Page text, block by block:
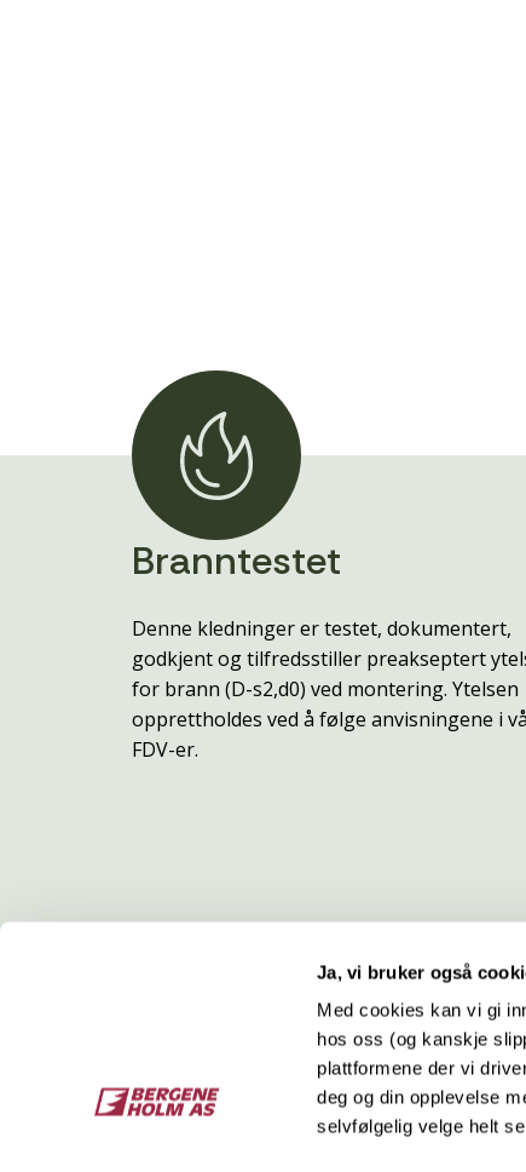
Ja, vi bruker også
Med cookies kan vi gi
hos oss (og kanskje
plattformene der vi
deg og din opplevelse
selvfølgelig velge helt
Branntestet
Denne kledninger er testet, dokumentert,
godkjent og tilfredsstiller preakseptert
for brann (D-s2,d0) ved montering. Ytelsen
opprettholdes ved å følge anvisningene i
FDV-er.
Bergene Holm AS